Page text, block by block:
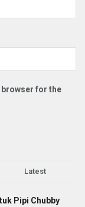
browser for the
Latest
Pipi Chubby